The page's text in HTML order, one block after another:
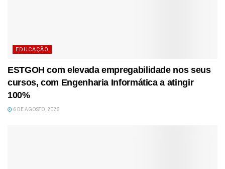
EDUCAÇÃO
ESTGOH com elevada empregabilidade nos seus
cursos, com Engenharia Informática a atingir
100%
6 DE AGOSTO, 2026